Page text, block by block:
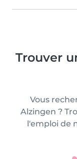
Trouver
Vous
Alzingen ?
l'emploi de